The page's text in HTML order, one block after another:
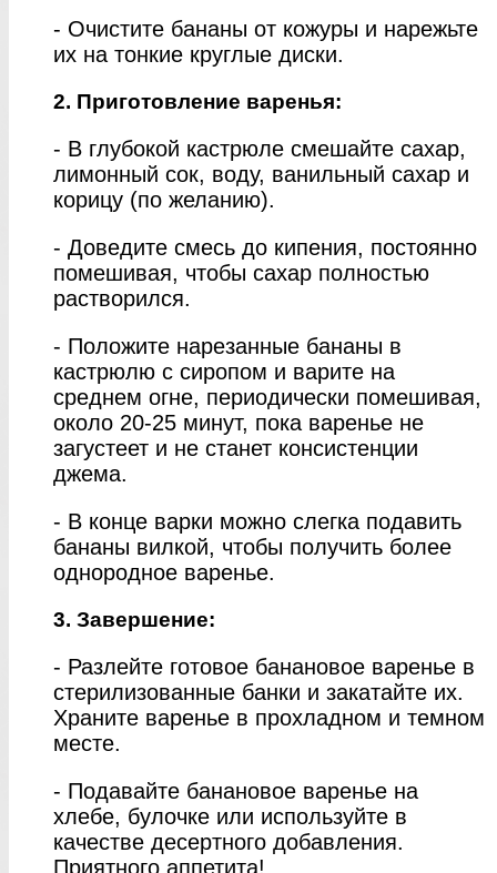
- Очистите бананы от кожуры и нарежьте
их на тонкие круглые диски.
2. Приготовление варенья:
- В глубокой кастрюле смешайте сахар,
лимонный сок, воду, ванильный сахар и
корицу (по желанию).
- Доведите смесь до кипения, постоянно
помешивая, чтобы сахар полностью
растворился.
- Положите нарезанные бананы в
кастрюлю с сиропом и варите на
среднем огне, периодически помешивая,
около 20-25 минут, пока варенье не
загустеет и не станет консистенции
джема.
- В конце варки можно слегка подавить
бананы вилкой, чтобы получить более
однородное варенье.
3. Завершение:
- Разлейте готовое банановое варенье в
стерилизованные банки и закатайте их.
Храните варенье в прохладном и темном
месте.
- Подавайте банановое варенье на
хлебе, булочке или используйте в
качестве десертного добавления.
Приятного аппетита!